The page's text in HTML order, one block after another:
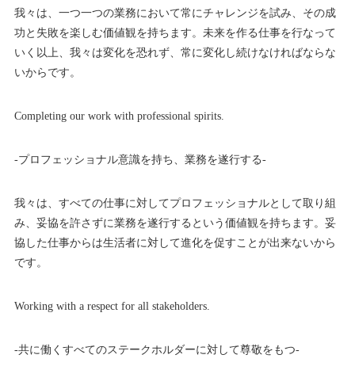
我々は、一つ一つの業務において常にチャレンジを試み、その成
功と失敗を楽しむ価値観を持ちます。未来を作る仕事を行なって
いく以上、我々は変化を恐れず、常に変化し続けなければならな
いからです。
Completing our work with professional spirits.
-プロフェッショナル意識を持ち、業務を遂行する-
我々は、すべての仕事に対してプロフェッショナルとして取り組
み、妥協を許さずに業務を遂行するという価値観を持ちます。妥
協した仕事からは生活者に対して進化を促すことが出来ないから
です。
Working with a respect for all stakeholders.
-共に働くすべてのステークホルダーに対して尊敬をもつ-